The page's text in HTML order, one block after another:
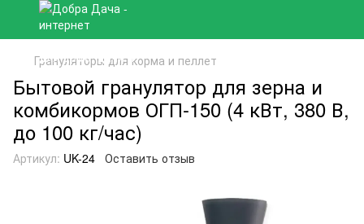
Грануляторы для корма и пеллет
Бытовой гранулятор для зерна и
комбикормов ОГП-150 (4 кВт, 380 В,
до 100 кг/час)
Артикул: UK-24 Оставить отзыв